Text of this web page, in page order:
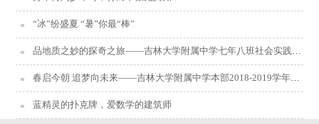
“冰”纷盛夏 “暑”你最“棒”
品地质之妙的探奇之旅——吉林大学附属中学七年八班社会实践活动
春启今朝 追梦向未来——吉林大学附属中学本部2018-2019学年度下学期初二年级开学典礼
蓝精灵的扑克牌，爱数学的建筑师